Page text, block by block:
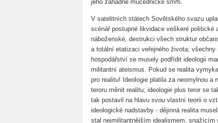
jeho záhadné mučednické smrti.
V satelitních státech Sovětského svazu
scénář postupné likvidace veškeré politické
náboženské, destrukci všech struktur
a totální etatizaci veřejného života;
hospodářství se musely podřídit ideologii
militantní ateismus. Pokud se realita
pro realitu! Ideologie platila za neomylnou a
teroru měnit realitu; ideologie plus teror se
tak postavil na hlavu svou vlastní teorii o
ideologické nadstavby - dějinná realita
stal nejmilitantnějším idealismem,